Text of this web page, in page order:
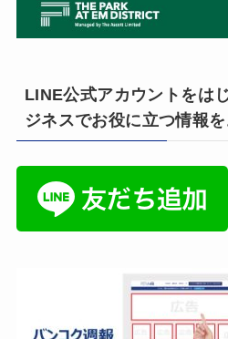
LINE公式アカウントをは
ジネスでお役に立つ情報を